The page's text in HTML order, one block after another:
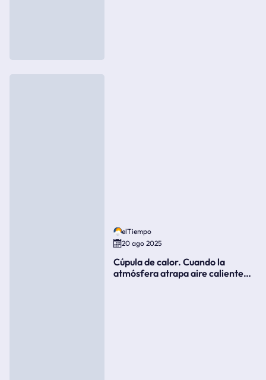
elTiempo
20 ago 2025
Cúpula de calor. Cuando la
atmósfera atrapa aire caliente